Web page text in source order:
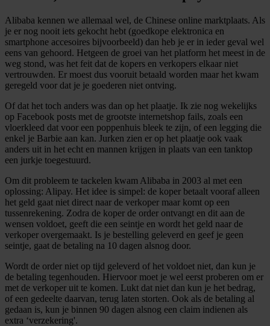
Alibaba kennen we allemaal wel, de Chinese online marktplaats. Als
je er nog nooit iets gekocht hebt (goedkope elektronica en
smartphone accesoires bijvoorbeeld) dan heb je er in ieder geval wel
eens van gehoord. Hetgeen de groei van het platform het meest in de
weg stond, was het feit dat de kopers en verkopers elkaar niet
vertrouwden. Er moest dus vooruit betaald worden maar het kwam
geregeld voor dat je je goederen niet ontving.
Of dat het toch anders was dan op het plaatje. Ik zie nog wekelijks
op Facebook posts met de grootste internetshop fails, zoals een
vloerkleed dat voor een poppenhuis bleek te zijn, of een legging die
enkel je Barbie aan kan. Jurken zien er op het plaatje ook vaak
anders uit in het echt en mannen krijgen in plaats van een tanktop
een jurkje toegestuurd.
Om dit probleem te tackelen kwam Alibaba in 2003 al met een
oplossing: Alipay. Het idee is simpel: de koper betaalt vooraf alleen
het geld gaat niet direct naar de verkoper maar komt op een
tussenrekening. Zodra de koper de order ontvangt en dit aan de
wensen voldoet, geeft die een seintje en wordt het geld naar de
verkoper overgemaakt. Is je bestelling geleverd en geef je geen
seintje, gaat de betaling na 10 dagen alsnog door.
Wordt de order niet op tijd geleverd of het voldoet niet, dan kun je
de betaling tegenhouden. Hiervoor moet je wel eerst proberen om er
met de verkoper uit te komen. Lukt dat niet dan kun je het bedrag,
of een gedeelte daarvan, terug laten storten. Ook als de betaling al
gedaan is, kun je binnen 90 dagen alsnog een claim indienen als
extra ‘verzekering'.